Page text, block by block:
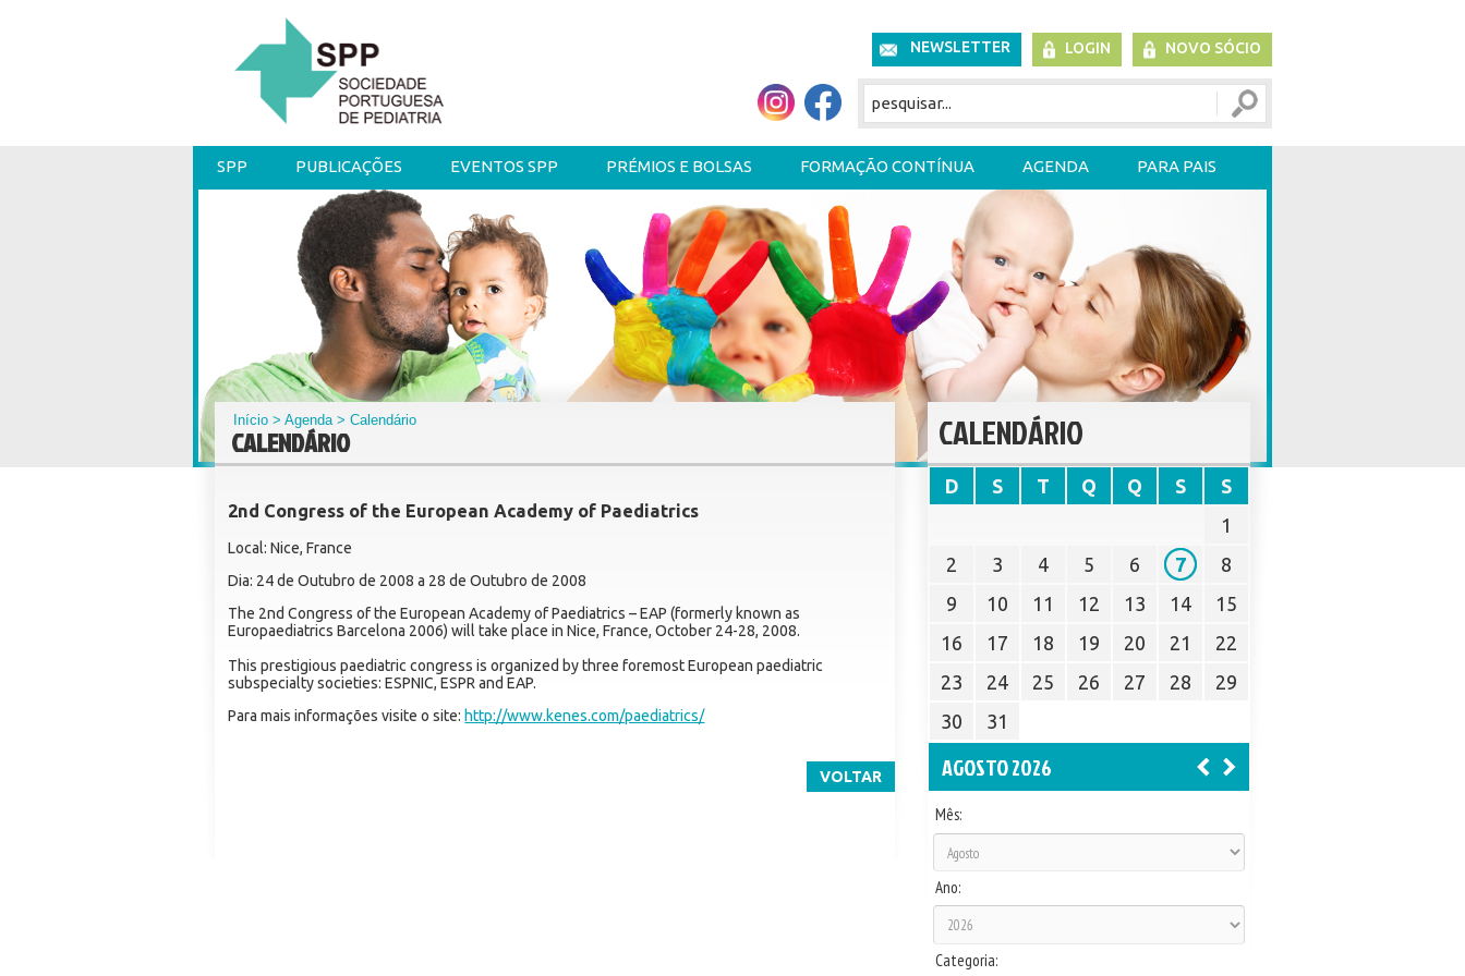
NEWSLETTER LOGIN NOVO SÓCIO
SPP PUBLICAÇÕES EVENTOS SPP PRÉMIOS E BOLSAS FORMAÇÃO CONTÍNUA AGENDA PARA PAIS
Início >Agenda> Calendário
CALENDÁRIO
2nd Congress of the European Academy of Paediatrics
Local: Nice, France
Dia: 24 de Outubro de 2008 a 28 de Outubro de 2008
The 2nd Congress of the European Academy of Paediatrics – EAP (formerly known as
Europaediatrics Barcelona 2006) will take place in Nice, France, October 24-28, 2008.
This prestigious paediatric congress is organized by three foremost European paediatric
subspecialty societies: ESPNIC, ESPR and EAP.
Para mais informações visite o site: http://www.kenes.com/paediatrics/
VOLTAR
CALENDÁRIO
D S T Q Q S
S
1
2
3 4 5 6 7
8
9
10 11 12 13 14
15
16
17 18 19 20 21
22
23
24 25 26 27 28
29
30
31
AGOSTO 2026
Mês:
Ano:
Categoria: